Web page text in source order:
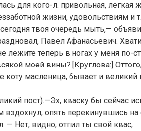
для кого-л. привольная, легкая
жизни, удовольствиям и
твоя очередь мыть,—
Павел Афанасьевич.
теперь в ногах у меня по-
моей вины? [Круглова:]
коту масленица, бывает и великий
пост).—Эх, кваску бы сейчас
опять перекинувшись на
— Нет, видно, отпил ты свой квас,